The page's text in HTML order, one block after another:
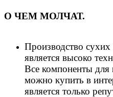
О ЧЕМ МОЛЧАТ.
Производство
является высоко
Все компоненты для
можно купить в
является только